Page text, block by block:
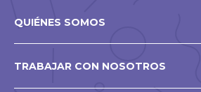
QUIÉNES SOMOS
TRABAJAR CON NOSOTROS